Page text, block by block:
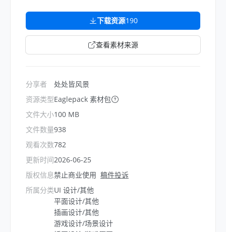
下载资源190
查看素材来源
分享者
资源类型
文件大小
文件数量
观看次数
更新时间
版权信息
所属分类
处处皆风景
Eaglepack 素材包
100 MB
938
782
2026-06-25
禁止商业使用 稿件投诉
UI 设计/其他
平面设计/其他
插画设计/其他
游戏设计/场景设计